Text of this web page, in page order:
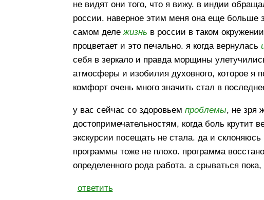
не видят они того, что я вижу. в индии
россии. наверное этим меня она еще больше
самом дележизнь в россии в таком
процветает и это печально. я когда вернулась
себя в зеркало и правда морщины
атмосферы и изобилия духовного, которое я
комфорт очень много значить стал в
у вас сейчас со здоровьемпроблемы, не зря
достопримечательностям, когда боль крутит
экскурсии посещать не стала. да и
программы тоже не плохо. программа
определенного рода работа. а срываться
ответить